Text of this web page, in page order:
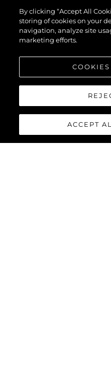
By clicking “Accept All
storing of cookies on your
navigation, analyze site
marketing efforts.
ACCEPT